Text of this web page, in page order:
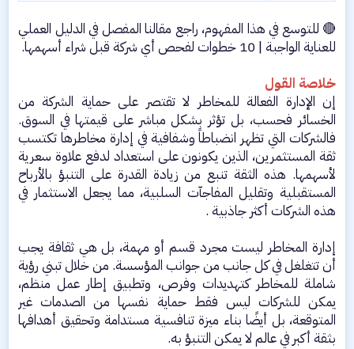
🔴 للتوسع في هذا المفهوم، راجع مقالنا المفصل في الدليل العملي
للعناية الواجبة | 10 خطوات لفحص أي شركة قبل شراء أسهمها.
خلاصة القول
إن الإدارة الفعالة للمخاطر لا تقتصر على حماية الشركة من
الخسائر فحسب، بل تؤثر بشكل مباشر على قيمتها في السوق.
فالشركات التي تظهر انضباطاً وشفافية في إدارة مخاطرها تكتسب
ثقة المستثمرين، الذين يكونون على استعداد لدفع علاوة سعرية
لأسهمها. هذه الثقة تنبع من زيادة القدرة على التنبؤ بالأرباح
المستقبلية وتقليل المفاجآت السلبية، مما يجعل الاستثمار في
هذه الشركات أكثر جاذبية .
إدارة المخاطر ليست مجرد قسم أو مهمة، بل هي ثقافة يجب
أن تتغلغل في كل جانب من جوانب المؤسسة. من خلال تبني رؤية
شاملة للمخاطر كتهديدات وفرص، وتطبيق إطار عمل منظم،
يمكن للشركات ليس فقط حماية نفسها من الصدمات غير
المتوقعة، بل أيضًا بناء ميزة تنافسية مستدامة وتحقيق أهدافها
بثقة أكبر في عالم لا يمكن التنبؤ به.